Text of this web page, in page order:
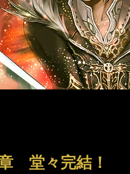
堂々完結！